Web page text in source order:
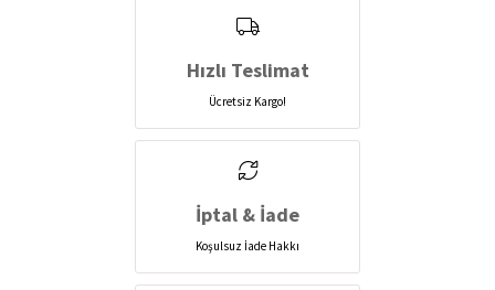
Hızlı Teslimat
Ücretsiz Kargo!
İptal & İade
Koşulsuz İade Hakkı